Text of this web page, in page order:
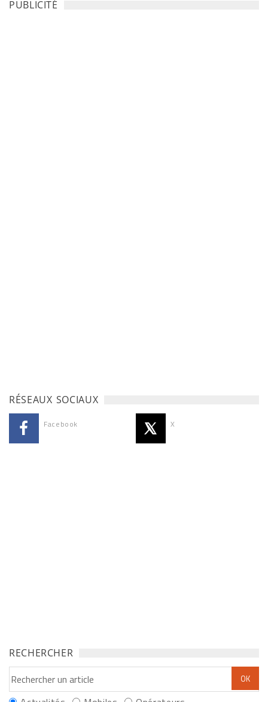
PUBLICITÉ
RÉSEAUX SOCIAUX
Facebook X
RECHERCHER